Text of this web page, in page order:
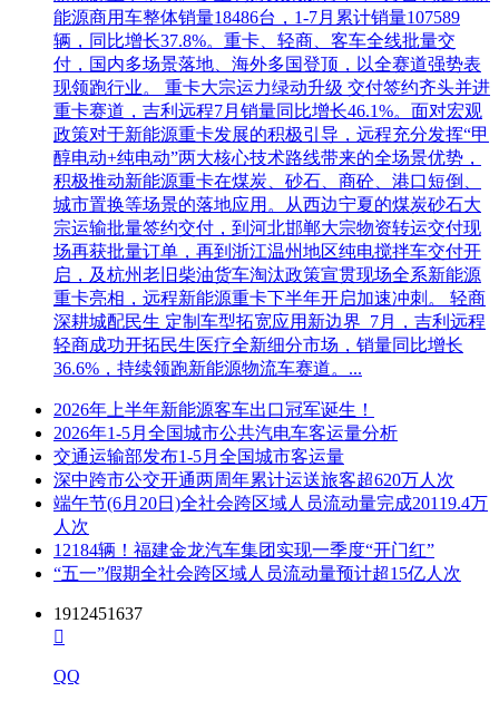
能源商用车整体销量18486台，1-7月累计销量107589
辆，同比增长37.8%。重卡、轻商、客车全线批量交
付，国内多场景落地、海外多国登顶，以全赛道强势表
现领跑行业。 重卡大宗运力绿动升级 交付签约齐头并进
重卡赛道，吉利远程7月销量同比增长46.1%。面对宏观
政策对于新能源重卡发展的积极引导，远程充分发挥“甲
醇电动+纯电动”两大核心技术路线带来的全场景优势，
积极推动新能源重卡在煤炭、砂石、商砼、港口短倒、
城市置换等场景的落地应用。从西边宁夏的煤炭砂石大
宗运输批量签约交付，到河北邯郸大宗物资转运交付现
场再获批量订单，再到浙江温州地区纯电搅拌车交付开
启，及杭州老旧柴油货车淘汰政策宣贯现场全系新能源
重卡亮相，远程新能源重卡下半年开启加速冲刺。 轻商
深耕城配民生 定制车型拓宽应用新边界 7月，吉利远程
轻商成功开拓民生医疗全新细分市场，销量同比增长
36.6%，持续领跑新能源物流车赛道。...
2026年上半年新能源客车出口冠军诞生！
2026年1-5月全国城市公共汽电车客运量分析
交通运输部发布1-5月全国城市客运量
深中跨市公交开通两周年累计运送旅客超620万人次
端午节(6月20日)全社会跨区域人员流动量完成20119.4万
人次
12184辆！福建金龙汽车集团实现一季度“开门红”
“五一”假期全社会跨区域人员流动量预计超15亿人次
1912451637

QQ